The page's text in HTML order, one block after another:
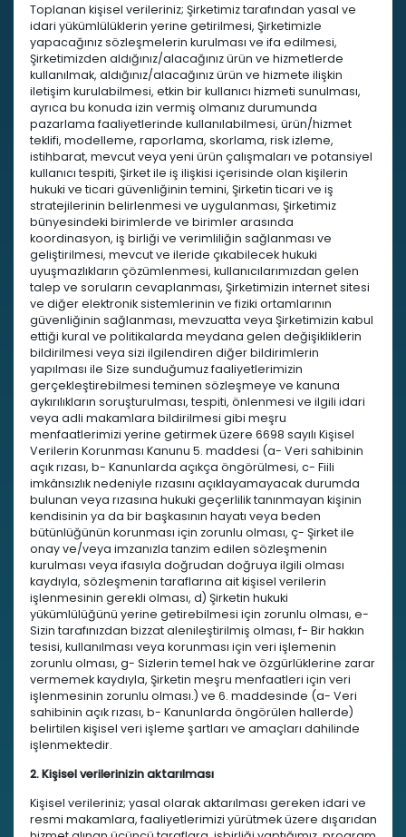
Toplanan kişisel verileriniz; Şirketimiz tarafından yasal ve
idari yükümlülüklerin yerine getirilmesi, Şirketimizle
yapacağınız sözleşmelerin kurulması ve ifa edilmesi,
Şirketimizden aldığınız/alacağınız ürün ve hizmetlerde
kullanılmak, aldığınız/alacağınız ürün ve hizmete ilişkin
iletişim kurulabilmesi, etkin bir kullanıcı hizmeti sunulması,
ayrıca bu konuda izin vermiş olmanız durumunda
pazarlama faaliyetlerinde kullanılabilmesi, ürün/hizmet
teklifi, modelleme, raporlama, skorlama, risk izleme,
istihbarat, mevcut veya yeni ürün çalışmaları ve potansiyel
kullanıcı tespiti, Şirket ile iş ilişkisi içerisinde olan kişilerin
hukuki ve ticari güvenliğinin temini, Şirketin ticari ve iş
stratejilerinin belirlenmesi ve uygulanması, Şirketimiz
bünyesindeki birimlerde ve birimler arasında
koordinasyon, iş birliği ve verimliliğin sağlanması ve
geliştirilmesi, mevcut ve ileride çıkabilecek hukuki
uyuşmazlıkların çözümlenmesi, kullanıcılarımızdan gelen
talep ve soruların cevaplanması, Şirketimizin internet sitesi
ve diğer elektronik sistemlerinin ve fiziki ortamlarının
güvenliğinin sağlanması, mevzuatta veya Şirketimizin kabul
ettiği kural ve politikalarda meydana gelen değişikliklerin
bildirilmesi veya sizi ilgilendiren diğer bildirimlerin
yapılması ile Size sunduğumuz faaliyetlerimizin
gerçekleştirebilmesi teminen sözleşmeye ve kanuna
aykırılıkların soruşturulması, tespiti, önlenmesi ve ilgili idari
veya adli makamlara bildirilmesi gibi meşru
menfaatlerimizi yerine getirmek üzere 6698 sayılı Kişisel
Verilerin Korunması Kanunu 5. maddesi (a- Veri sahibinin
açık rızası, b- Kanunlarda açıkça öngörülmesi, c- Fiili
imkânsızlık nedeniyle rızasını açıklayamayacak durumda
bulunan veya rızasına hukuki geçerlilik tanınmayan kişinin
kendisinin ya da bir başkasının hayatı veya beden
bütünlüğünün korunması için zorunlu olması, ç- Şirket ile
onay ve/veya imzanızla tanzim edilen sözleşmenin
kurulması veya ifasıyla doğrudan doğruya ilgili olması
kaydıyla, sözleşmenin taraflarına ait kişisel verilerin
işlenmesinin gerekli olması, d) Şirketin hukuki
yükümlülüğünü yerine getirebilmesi için zorunlu olması, e-
Sizin tarafınızdan bizzat alenileştirilmiş olması, f- Bir hakkın
tesisi, kullanılması veya korunması için veri işlemenin
zorunlu olması, g- Sizlerin temel hak ve özgürlüklerine zarar
vermemek kaydıyla, Şirketin meşru menfaatleri için veri
işlenmesinin zorunlu olması.) ve 6. maddesinde (a- Veri
sahibinin açık rızası, b- Kanunlarda öngörülen hallerde)
belirtilen kişisel veri işleme şartları ve amaçları dahilinde
işlenmektedir.
2. Kişisel verilerinizin aktarılması
Kişisel verileriniz; yasal olarak aktarılması gereken idari ve
resmi makamlara, faaliyetlerimizi yürütmek üzere dışarıdan